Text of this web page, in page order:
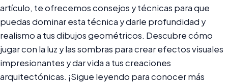
artículo, te ofrecemos consejos y técnicas para que
puedas dominar esta técnica y darle profundidad y
realismo a tus dibujos geométricos. Descubre cómo
jugar con la luz y las sombras para crear efectos visuales
impresionantes y dar vida a tus creaciones
arquitectónicas. ¡Sigue leyendo para conocer más